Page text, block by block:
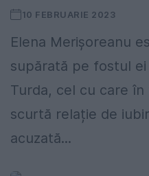
10 FEBRUARIE 2023
Elena Merișoreanu
supărată pe fostul
Turda, cel cu care
scurtă relație de
acuzată...